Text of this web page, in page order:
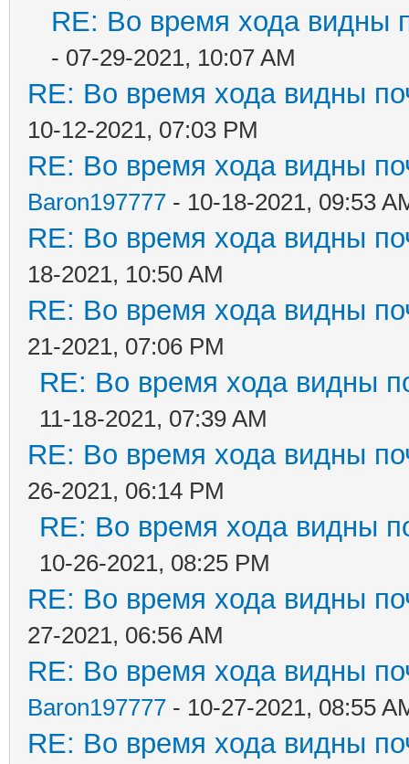
RE: Во время хода видны
- 07-29-2021, 10:07 AM
RE: Во время хода видны
10-12-2021, 07:03 PM
RE: Во время хода видны
Baron197777 - 10-18-2021, 09:53
RE: Во время хода видны
18-2021, 10:50 AM
RE: Во время хода видны
21-2021, 07:06 PM
RE: Во время хода видны
11-18-2021, 07:39 AM
RE: Во время хода видны
26-2021, 06:14 PM
RE: Во время хода видны
10-26-2021, 08:25 PM
RE: Во время хода видны
27-2021, 06:56 AM
RE: Во время хода видны
Baron197777 - 10-27-2021, 08:55
RE: Во время хода видны